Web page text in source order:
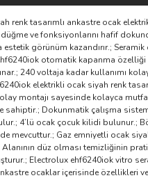
tasarımlı ankastre ocak
ve fonksiyonlarını hafif
görünüm kazandırır.;
otomatik kapanma
240 voltaja kadar kullanımı
elektrikli ocak siyah renk
montajı sayesinde kolayca
Dokunmatik çalışma
4’lü ocak çocuk kilidi bulunur.;
mevcuttur.; Gaz emniyetli ocak
düz olması temizliğinin
Electrolux ehf6240iok vitro
ocaklar içerisinde özellikleri